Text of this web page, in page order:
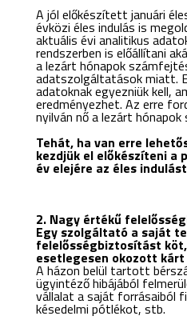
A jól előkészített januári
évközi éles indulás is
aktuális évi analitikus
rendszerben is előállítani
a lezárt hónapok
adatszolgáltatások miatt.
adatoknak egyezniük kell,
eredményezhet. Az erre
nyilván nő a lezárt hónapok
Tehát, ha van erre
kezdjük el előkészíteni a
év elejére az éles
2. Nagy értékű
Egy szolgáltató a saját
felelősségbiztosítást
esetlegesen okozott
A házon belül tartott
ügyintéző hibájából
vállalat a saját forrásaiból
késedelmi pótlékot, stb.